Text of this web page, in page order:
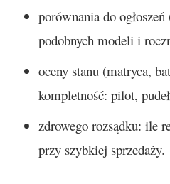
porównania do
podobnych modeli i
oceny stanu (matryca,
kompletność: pilot,
zdrowego rozsądku: ile
przy szybkiej sprzedaży.